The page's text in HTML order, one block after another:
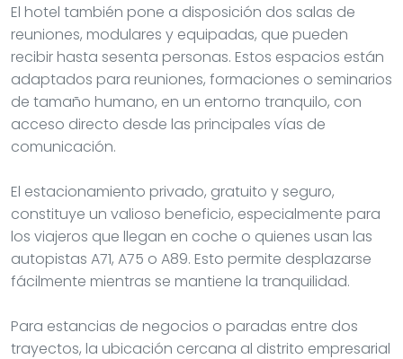
El hotel también pone a disposición dos salas de
reuniones, modulares y equipadas, que pueden
recibir hasta sesenta personas. Estos espacios están
adaptados para reuniones, formaciones o seminarios
de tamaño humano, en un entorno tranquilo, con
acceso directo desde las principales vías de
comunicación.
El estacionamiento privado, gratuito y seguro,
constituye un valioso beneficio, especialmente para
los viajeros que llegan en coche o quienes usan las
autopistas A71, A75 o A89. Esto permite desplazarse
fácilmente mientras se mantiene la tranquilidad.
Para estancias de negocios o paradas entre dos
trayectos, la ubicación cercana al distrito empresarial